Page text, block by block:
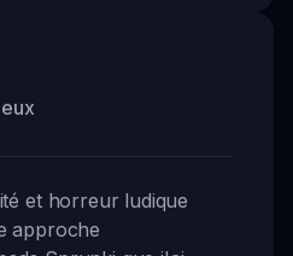
et horreur ludique
approche